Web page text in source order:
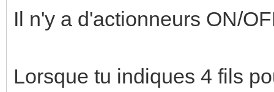
Il n'y a d'actionneurs ON/
Lorsque tu indiques 4 fils